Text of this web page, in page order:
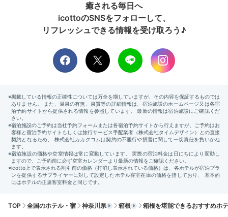
「西洋膳所 JOHN KANAYA」にて、木箱に並んだ美し
い朝食を。オリジナルブレンドのハーブティーに始ま
り、食後のデザートまで朝から贅沢にいただきましょ
う。和洋の要素を取り入れた料理は「KANAYA」ならで
は。
tmk_naturi
癒される毎日へ
icottoのSNSをフォローして、
リフレッシュできる情報を受け取ろう♪
TOP 全国のホテル・宿 神奈川県 箱根 箱根を堪能できるおすすめホ